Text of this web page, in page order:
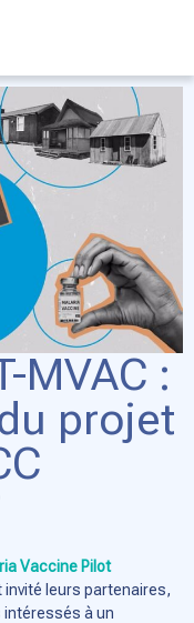
MVAC :
projet
Vaccine Pilot
invité leurs partenaires,
à un